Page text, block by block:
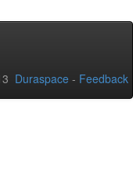
Duraspace - Feedback